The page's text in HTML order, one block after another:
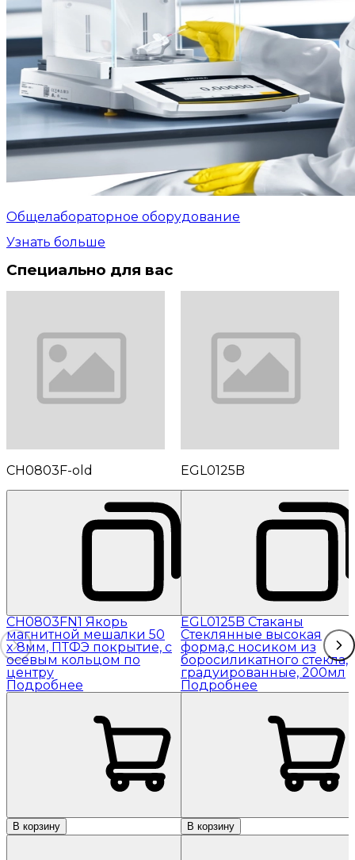
Общелабораторное оборудование
Узнать больше
Специально для вас
CH0803F-old
CH0803FN1 Якорь
магнитной мешалки 50
x 8мм, ПТФЭ покрытие, с
осевым кольцом по
центру
Подробнее
В корзину
EGL0125B
EGL0125B Стаканы
Стеклянные высокая
форма,с носиком из
боросиликатного стекла,
градуированные, 200мл
Подробнее
В корзину